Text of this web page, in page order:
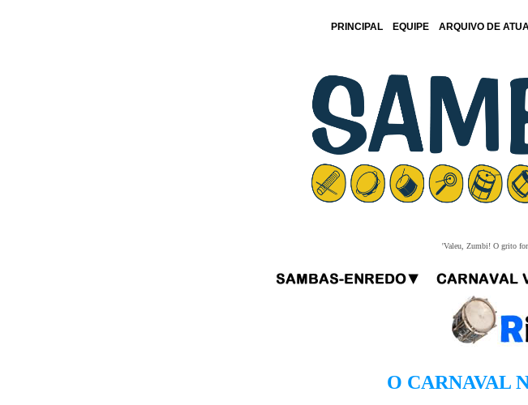
PRINCIPAL EQUIPE ARQUIVO DE
'Valeu, Zumbi! O grito
O CARNAVAL